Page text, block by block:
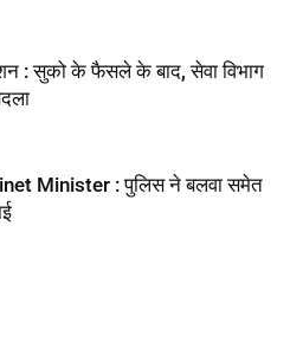
: सुको के फैसले के बाद, सेवा विभाग
Minister : पुलिस ने बलवा समेत